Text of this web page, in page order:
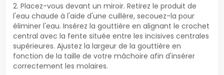
2. Placez-vous devant un miroir. Retirez le produit de
l'eau chaude à l'aide d'une cuillère, secouez-la pour
éliminer l'eau. Insérez la gouttière en alignant le crochet
central avec la fente située entre les incisives centrales
supérieures. Ajustez la largeur de la gouttière en
fonction de la taille de votre mâchoire afin d'insérer
correctement les molaires.